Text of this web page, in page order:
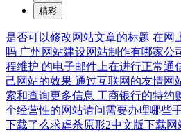
精彩
是否可以修改网站文章的标题 在网
吗 广州网站建设网站制作有哪家公
程维护 的电子邮件上在进行正常通
己网站的效果 通过互联网的友情网
索和查询更多信息 工商银行的特约
个经营性的网站请问需要办理哪些
下载了么求虐杀原形2中文版下载网